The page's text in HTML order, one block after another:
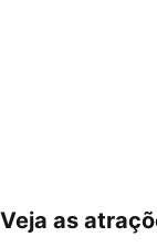
Ampliar mapa
Veja as